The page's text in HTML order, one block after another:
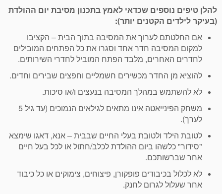
להלן טיפים נוספים שכדאי לאמץ בתכנון מסיבת יום ההולדת
(בעיקר לילדים הקטנים יותר):
אם החלטתם לערוך את המסיבה בתוך הבית – הקציבו
למקום המסיבה חדר אחד וסגרו את כל הפתחים המובילים
לחדרים האחרים, מלבד הפתח המוביל לחדרי השירותים.
להוציא מן החדר מכשירים חשמליים וחפצים שבירים וחדים.
לא להשתמש במהלך המסיבה בנעצים ו/או סיכות.
משחק הפינייאטה אינו מתאים לגילאים הנמוכים (עד גיל 5
לערך).
לטובת הילד ולטובת בעלי החיים שבבית – אנא, דאגו שימצא
"סידור" כלשהו ביום ההולדת לכלב/חתול או לכל בעל חיים
אחר שברשותכם.
לא לכלול בכיבודים פופקורן, פיצוחים, צימוקים או כל כיבוד
אחר שעלול לגרום לחנק.